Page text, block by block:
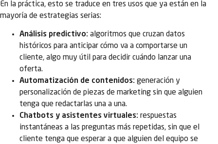
En la práctica, esto se traduce en tres usos que ya están en la
mayoría de estrategias serias:
Análisis predictivo: algoritmos que cruzan datos
históricos para anticipar cómo va a comportarse un
cliente, algo muy útil para decidir cuándo lanzar una
oferta.
Automatización de contenidos: generación y
personalización de piezas de marketing sin que alguien
tenga que redactarlas una a una.
Chatbots y asistentes virtuales: respuestas
instantáneas a las preguntas más repetidas, sin que el
cliente tenga que esperar a que alguien del equipo se